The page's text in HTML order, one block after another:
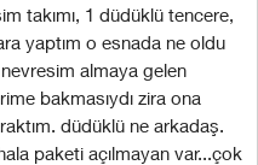
takımı, 1 düdüklü tencere,
yaptım o esnada ne oldu
nevresim almaya gelen
bakmasıydı zira ona
düdüklü ne arkadaş.
paketi açılmayan var...çok